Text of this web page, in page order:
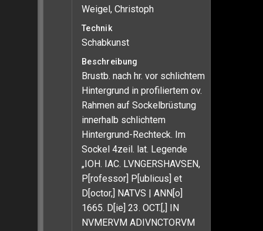
Weigel, Christoph
Technik
Schabkunst
Beschreibung
Brustb. nach hr. vor schlichtem
Hintergrund in profiliertem ov.
Rahmen auf Sockelbrüstung
innerhalb schlichtem
Hintergrund-Rechteck. Im
Sockel 4zeil. lat. Legende
„IOH. IAC. LVNGERSHAVSEN,
P[rofessor] P[ublicus] et
D[octor,] NATVS | ANN[o]
1665. D[ie] 23. OCT.[,] IN
NVMERVM ADIVNCTORVM